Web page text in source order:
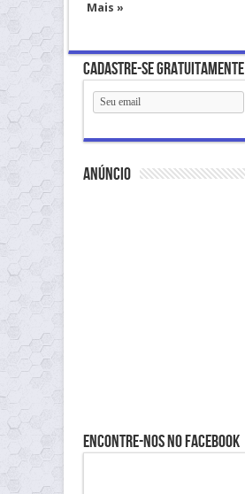
Mais »
Cadastre-se gratuitamente
anúncio
Encontre-nos no Facebook